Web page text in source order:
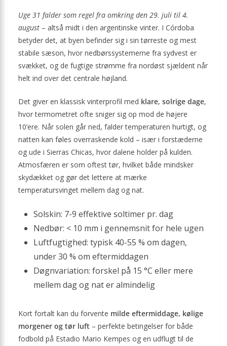
Uge 31 falder som regel fra omkring den 29. juli til 4.
august – altså midt i den argentinske vinter. I Córdoba
betyder det, at byen befinder sig i sin tørreste og mest
stabile sæson, hvor nedbørssystemerne fra sydvest er
svækket, og de fugtige strømme fra nordøst sjældent når
helt ind over det centrale højland.
Det giver en klassisk vinterprofil med klare, solrige dage,
hvor termometret ofte sniger sig op mod de højere
10’ere. Når solen går ned, falder temperaturen hurtigt, og
natten kan føles overraskende kold – især i forstæderne
og ude i Sierras Chicas, hvor dalene holder på kulden.
Atmosfæren er som oftest tør, hvilket både mindsker
skydækket og gør det lettere at mærke
temperatursvinget mellem dag og nat.
Solskin: 7-9 effektive soltimer pr. dag
Nedbør: < 10 mm i gennemsnit for hele ugen
Luftfugtighed: typisk 40-55 % om dagen,
under 30 % om eftermiddagen
Døgnvariation: forskel på 15 °C eller mere
mellem dag og nat er almindelig
Kort fortalt kan du forvente milde eftermiddage, kølige
morgener og tør luft – perfekte betingelser for både
fodbold på Estadio Mario Kempes og en udflugt til de